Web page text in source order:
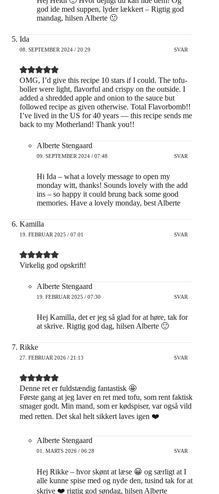
god ide med suppen, lyder lækkert – Rigtig god
mandag, hilsen Alberte 🙂
Ida
08. SEPTEMBER 2024 / 20:29 SVAR
OMG, I’d give this recipe 10 stars if I could. The tofu-
boller were light, flavorful and crispy on the outside. I
added a shredded apple and onion to the sauce but
followed recipe as given otherwise. Total Flavorbomb!!
I’ve lived in the US for 40 years — this recipe sends me
back to my Motherland! Thank you!!
Alberte Stengaard
09. SEPTEMBER 2024 / 07:48 SVAR
Hi Ida – what a lovely message to open my
monday witt, thanks! Sounds lovely with the add
ins – so happy it could brung back some good
memories. Have a lovely monday, best Alberte
Kamilla
19. FEBRUAR 2025 / 07:01 SVAR
Virkelig god opskrift!
Alberte Stengaard
19. FEBRUAR 2025 / 07:30 SVAR
Hej Kamilla, det er jeg så glad for at høre, tak for
at skrive. Rigtig god dag, hilsen Alberte 🙂
Rikke
27. FEBRUAR 2026 / 21:13 SVAR
Denne ret er fuldstændig fantastisk 🤩
Første gang at jeg laver en ret med tofu, som rent faktisk
smager godt. Min mand, som er kødspiser, var også vild
med retten. Det skal helt sikkert laves igen ❤️
Alberte Stengaard
01. MARTS 2026 / 06:28 SVAR
Hej Rikke – hvor skønt at læse 😀 og særligt at I
alle kunne spise med og nyde den, tusind tak for at
skrive ❤️ rigtig god søndag, hilsen Alberte